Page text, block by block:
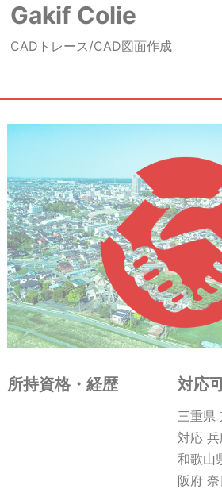
Gakif Colie
CADトレース/CAD図面作成
所持資格・経歴 対応
三重県
対応
和歌山
阪府